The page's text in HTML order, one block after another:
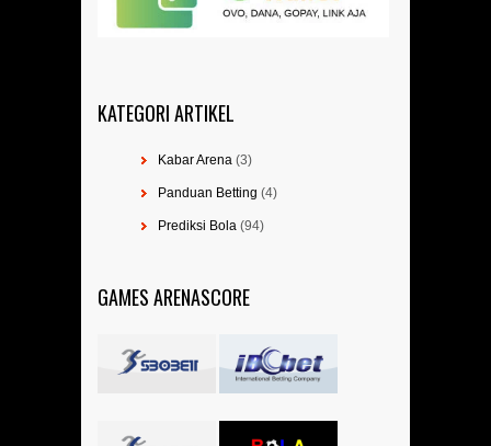
KATEGORI ARTIKEL
Kabar Arena (3)
Panduan Betting (4)
Prediksi Bola (94)
GAMES ARENASCORE